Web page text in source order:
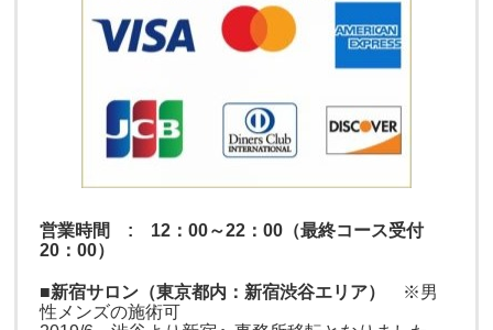
営業時間 : 12：00～22：00（最終コース受付
20：00）
■新宿サロン（東京都内：新宿渋谷エリア） ※男
性メンズの施術可